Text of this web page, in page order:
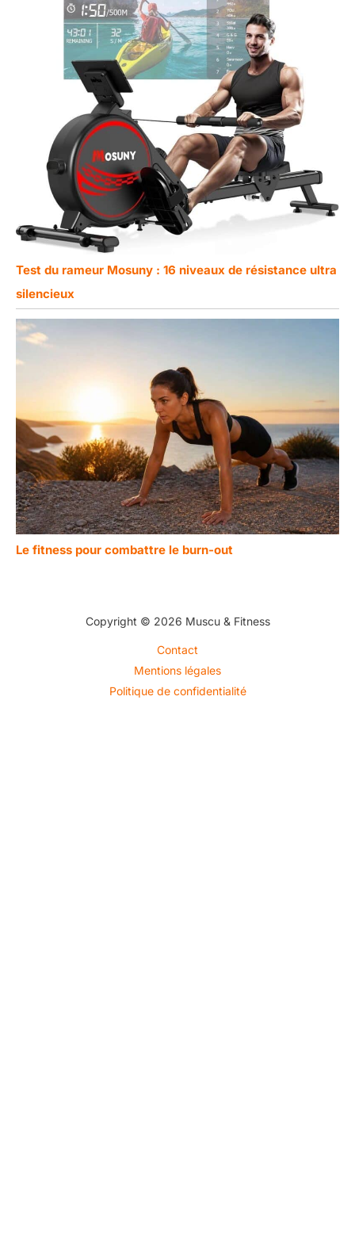
Test du rameur Mosuny : 16 niveaux de résistance ultra
silencieux
Le fitness pour combattre le burn-out
Copyright © 2026 Muscu & Fitness
Contact
Mentions légales
Politique de confidentialité